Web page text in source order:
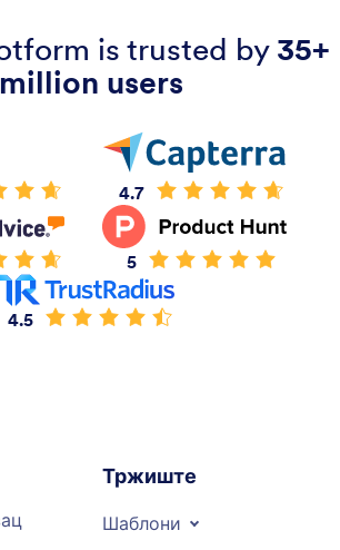
is trusted by35+
million users
4.7
5
4.5
Тржиште
Шаблони